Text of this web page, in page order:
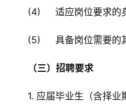
(4)     适应岗位要求
(5)     具备岗位需要
（三）招聘要求
1. 应届毕业生（含择业